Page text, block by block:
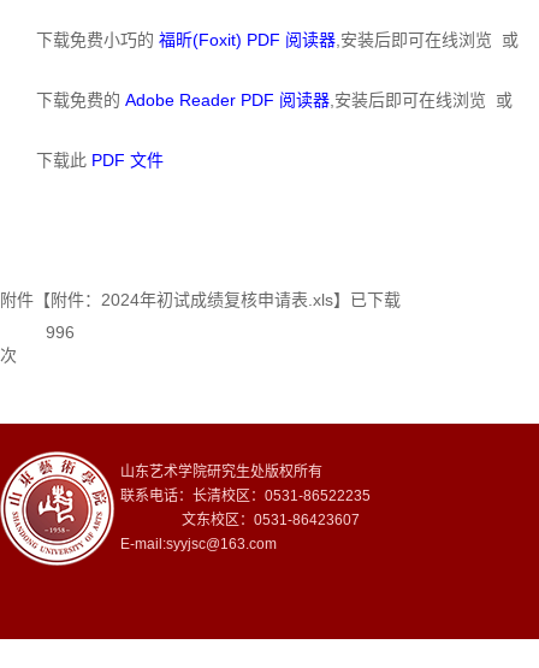
下载免费小巧的 福昕(Foxit) PDF 阅读器 ,安装后即可在线浏览 或
下载免费的 Adobe Reader PDF 阅读器 ,安装后即可在线浏览 或
下载此 PDF 文件
附件【附件：2024年初试成绩复核申请表.xls】已下载
996
次
山东艺术学院研究生处版权所有
联系电话：长清校区：0531-86522235
文东校区：0531-86423607
E-mail:syyjsc@163.com